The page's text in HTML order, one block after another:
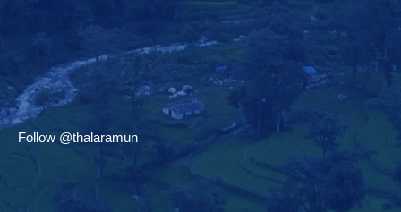
Follow @thalaramun